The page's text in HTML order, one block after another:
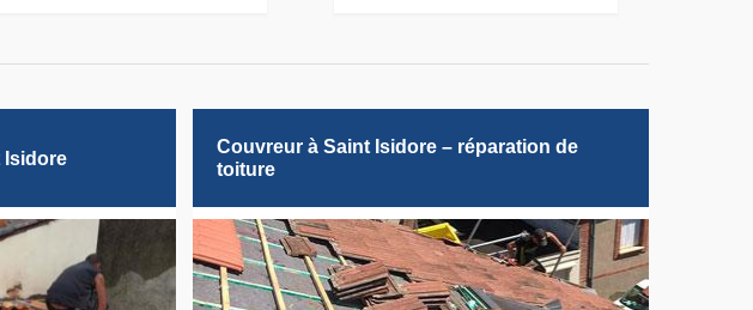
Isidore
Couvreur à Saint Isidore – réparation de
toiture